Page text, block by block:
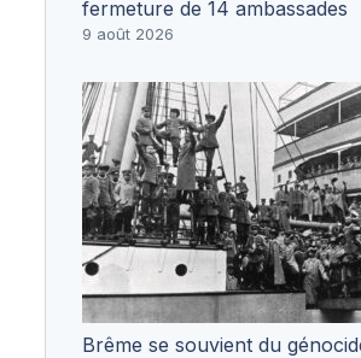
fermeture de 14 ambassades
9 août 2026
Brême se souvient du